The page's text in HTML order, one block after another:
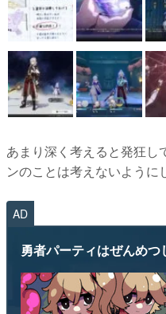
あまり深く考えると発狂し
ンのことは考えないように
AD
勇者パーティはぜんめつ